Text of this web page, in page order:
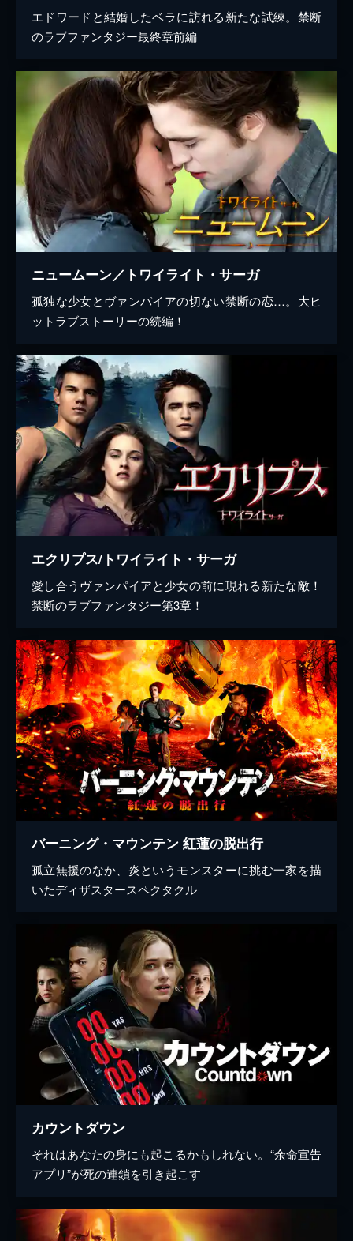
エドワードと結婚したベラに訪れる新たな試練。禁断
のラブファンタジー最終章前編
ニュームーン／トワイライト・サーガ
孤独な少女とヴァンパイアの切ない禁断の恋…。大ヒ
ットラブストーリーの続編！
エクリプス/トワイライト・サーガ
愛し合うヴァンパイアと少女の前に現れる新たな敵！
禁断のラブファンタジー第3章！
バーニング・マウンテン 紅蓮の脱出行
孤立無援のなか、炎というモンスターに挑む一家を描
いたディザスタースペクタクル
カウントダウン
それはあなたの身にも起こるかもしれない。“余命宣告
アプリ”が死の連鎖を引き起こす